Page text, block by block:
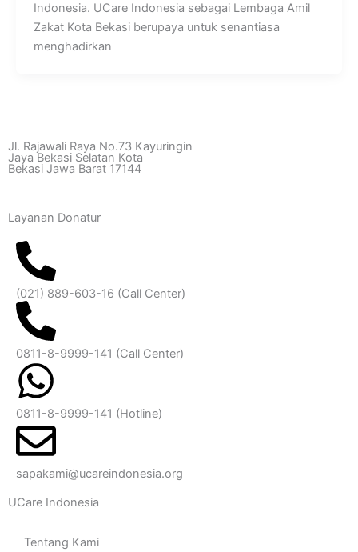
Indonesia. UCare Indonesia sebagai Lembaga Amil
Zakat Kota Bekasi berupaya untuk senantiasa
menghadirkan
Jl. Rajawali Raya No.73 Kayuringin
Jaya Bekasi Selatan Kota
Bekasi Jawa Barat 17144
Layanan Donatur
(021) 889-603-16 (Call Center)
0811-8-9999-141 (Call Center)
0811-8-9999-141 (Hotline)
sapakami@ucareindonesia.org
UCare Indonesia
Tentang Kami